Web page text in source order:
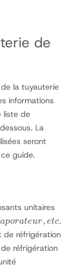
de
la tuyauterie
informations
liste de
La
seront
guide.
unitaires
etc.
aporateur, etc.
de réfrigération
réfrigération